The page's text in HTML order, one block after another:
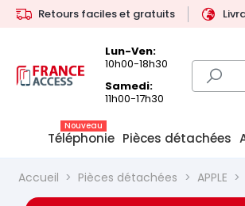
Retours faciles et gratuits
Lun-Ven:
10h00-18h30
Samedi:
11h00-17h30
Téléphonie
Nouveau
Pièces détachées
Accueil Pièces détachées APPLE